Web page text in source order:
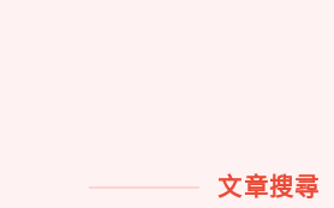
文章搜尋